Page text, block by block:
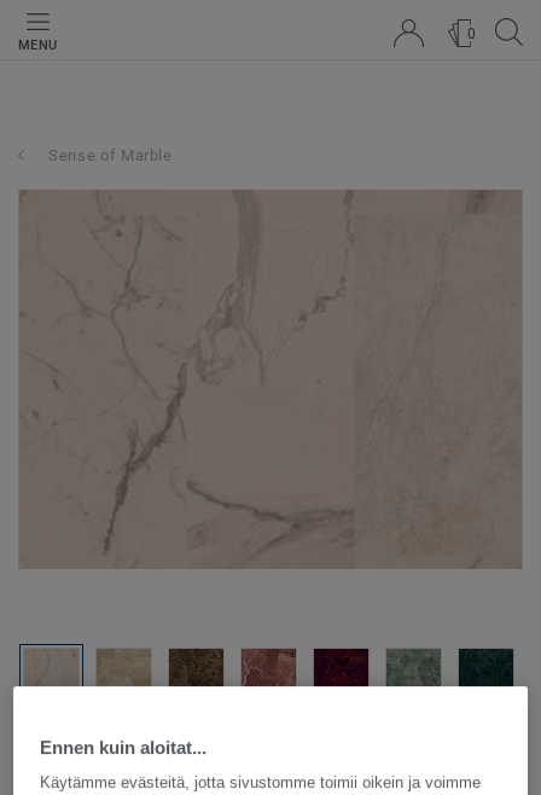
MENU
0
Sense of Marble
Katso kaikki kuosit - NCS ja LRV (10)
Ennen kuin aloitat...
Käytämme evästeitä, jotta sivustomme toimii oikein ja voimme